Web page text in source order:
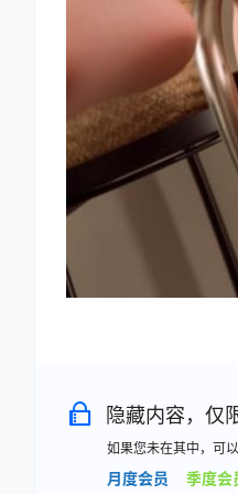
隐藏内容，仅
如果您未在其中，可
月度会员 季度会